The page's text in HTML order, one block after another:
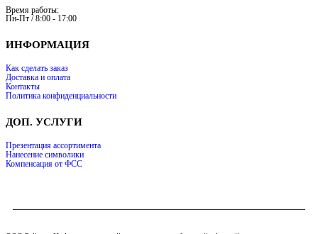
Время работы:
Пн-Пт / 8:00 - 17:00
ИНФОРМАЦИЯ
Как сделать заказ
Доставка и оплата
Контакты
Политика конфиденциальности
ДОП. УСЛУГИ
Презентация ассортимента
Нанесение символики
Компенсация от ФСС